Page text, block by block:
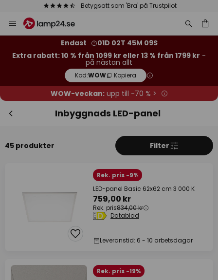
Betygsatt som 'Bra' på Trustpilot
Hoppa
till
Endast
01D 02T 45M 08S
Extra rabatt: 10 % från 1099 kr eller 13 % från 1799 kr -
på nästan allt
Kod:WOW Kopiera
WOW-veckan:upp till -70 % >
Inbyggnads LED-panel
45 produkter Filter
Rek. pris -9%
LED-panel Basic 62x62 cm 3 000 K
759,00 kr
Rek. pris834,00 kr
Datablad
Leveranstid: 6 - 10 arbetsdagar
Rek. pris -19%
13 % rabattfrån 1799 kr
10 % rabattfrån 1099 kr
på nästan allt*
Kod:WOW Kopiera
*exkluderade varumärken